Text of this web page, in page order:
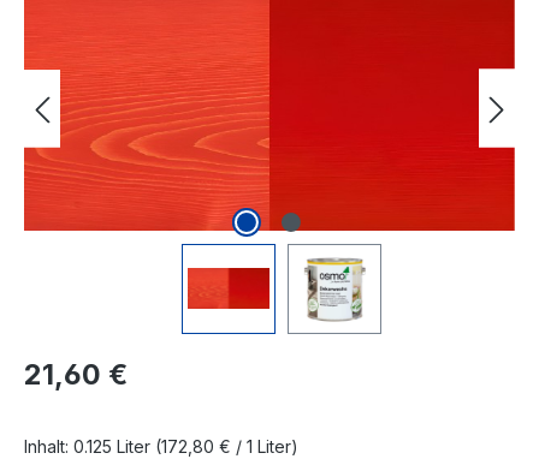
Regulärer Preis:
21,60 €
Inhalt: 0.125 Liter (172,80 € / 1 Liter)